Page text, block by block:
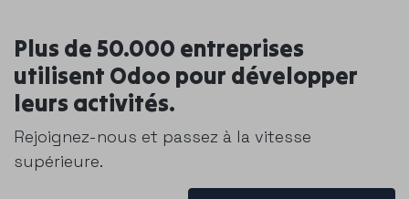
Plus de 50.000 entreprises
utilisent Odoo pour développer
leurs activités.
Rejoignez-nous et passez à la vitesse
supérieure.